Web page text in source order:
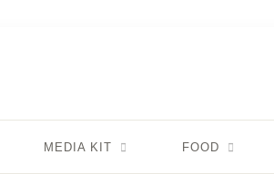
MEDIA KIT FOOD